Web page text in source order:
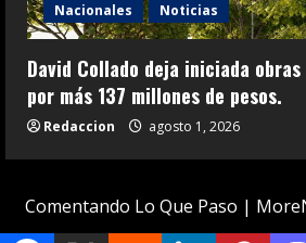
Nacionales Noticias
David Collado deja iniciada
por más 137 millones de pesos.
Redaccion agosto 1, 2026
Comentando Lo Que Paso |